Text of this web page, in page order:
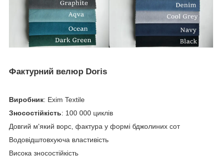
Фактурний велюр Doris
Виробник: Exim Textile
Зносостійкість: 100 000 циклів
Довгий м'який ворс, фактура у формі бджолиних сот
Водовідштовхуюча властивість
Висока зносостійкість